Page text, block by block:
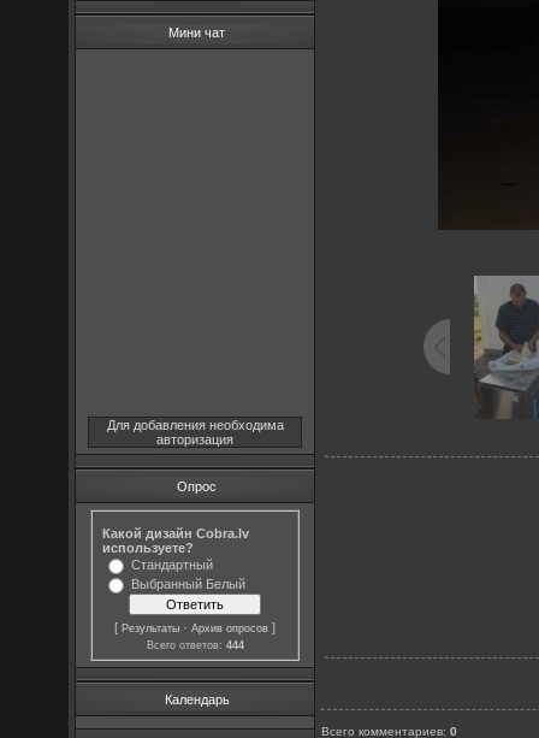
Мини чат
Для добавления необходима
авторизация
Опрос
Какой дизайн Cobra.lv
используете?
Стандартный
Выбранный Белый
[Результаты ·Архив опросов ]
Всего ответов: 444
Календарь
Всего комментариев:0